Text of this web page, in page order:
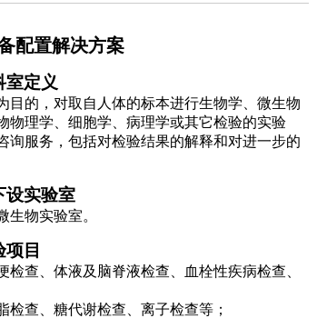
配置解决方案
室定义
目的，对取自人体的标本进行生物学、微生物
物理学、细胞学、病理学或其它检验的实验
询服务，包括对检验结果的解释和对进一步的
设实验室
物实验室。
项目
查、体液及脑脊液检查、血栓性疾病检查、
查、糖代谢检查、离子检查等；